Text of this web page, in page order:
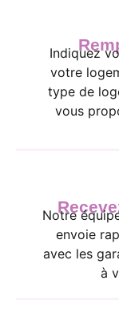
Indiquez
votre
type de
vous
Notre
envoie
avec les
à